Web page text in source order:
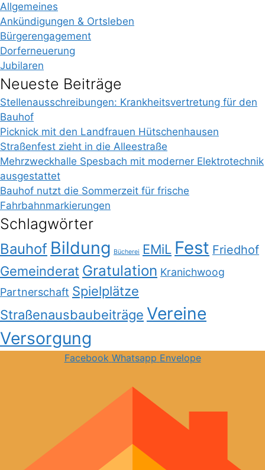
Allgemeines
Ankündigungen & Ortsleben
Bürgerengagement
Dorferneuerung
Jubilaren
Neueste Beiträge
Stellenausschreibungen: Krankheitsvertretung für den
Bauhof
Picknick mit den Landfrauen Hütschenhausen
Straßenfest zieht in die Alleestraße
Mehrzweckhalle Spesbach mit moderner Elektrotechnik
ausgestattet
Bauhof nutzt die Sommerzeit für frische
Fahrbahnmarkierungen
Schlagwörter
Bauhof Bildung Bücherei EMiL Fest Friedhof
Gemeinderat Gratulation Kranichwoog
Partnerschaft Spielplätze
Straßenausbaubeiträge Vereine
Versorgung
Facebook Whatsapp Envelope